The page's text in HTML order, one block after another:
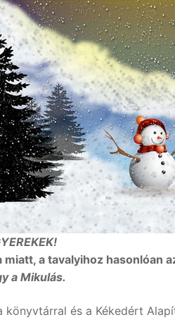
a tavalyihoz hasonlóan
a Mikulás.
könyvtárral és a Kékedért